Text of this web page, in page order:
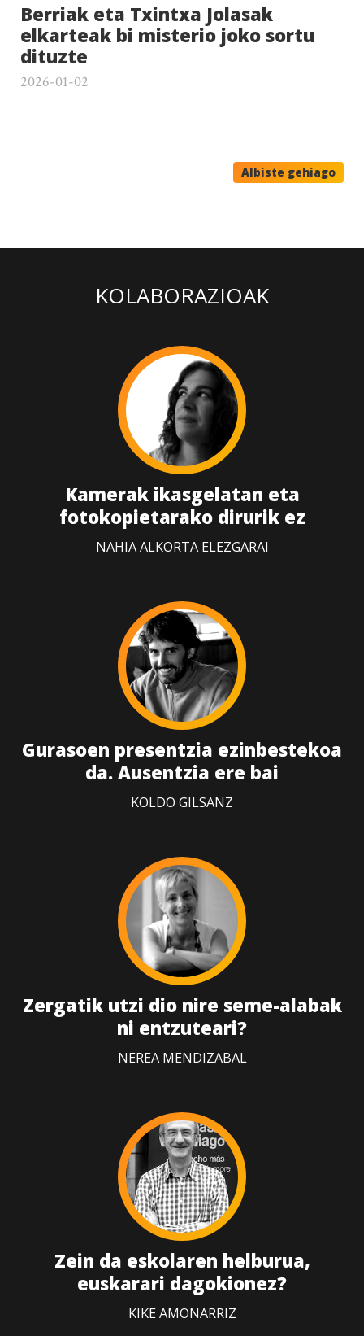
Berriak eta Txintxa Jolasak
elkarteak bi misterio joko sortu
dituzte
2026-01-02
Albiste gehiago
KOLABORAZIOAK
Kamerak ikasgelatan eta
fotokopietarako dirurik ez
NAHIA ALKORTA ELEZGARAI
Gurasoen presentzia ezinbestekoa
da. Ausentzia ere bai
KOLDO GILSANZ
Zergatik utzi dio nire seme-alabak
ni entzuteari?
NEREA MENDIZABAL
Zein da eskolaren helburua,
euskarari dagokionez?
KIKE AMONARRIZ